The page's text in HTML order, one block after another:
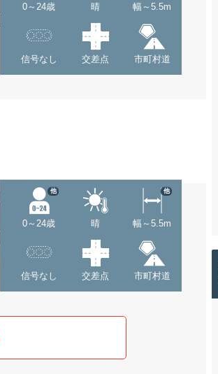
0～24歳 晴 幅～5.5m
信号なし 交差点 市町村道
0～24歳
他
晴 幅～5.5m
他
信号なし 交差点 市町村道